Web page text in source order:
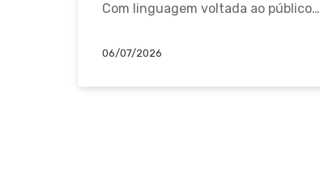
Com linguagem voltada ao público…
06/07/2026